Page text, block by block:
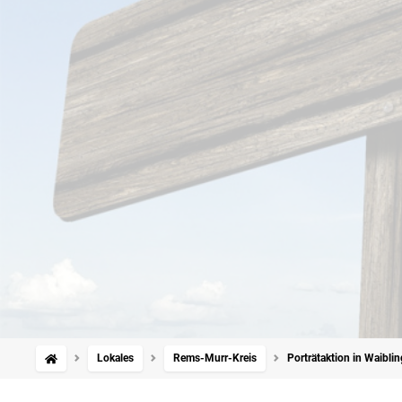
Lokales Rems-Murr-Kreis Porträtaktion in